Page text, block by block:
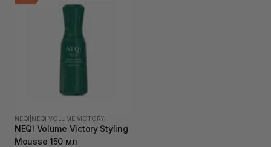
NEQI NEQI VOLUME VICTORY
NEQI Volume Victory Styling
Mousse 150 мл